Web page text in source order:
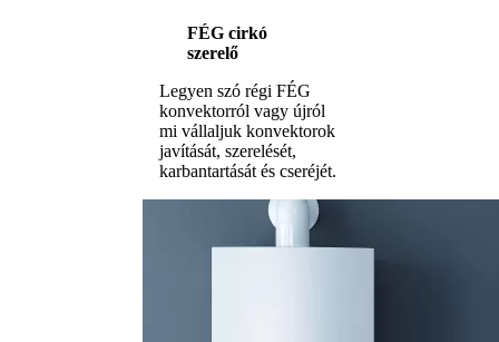
FÉG cirkó
szerelő
Legyen szó régi FÉG
konvektorról vagy újról
mi vállaljuk konvektorok
javítását, szerelését,
karbantartását és cseréjét.